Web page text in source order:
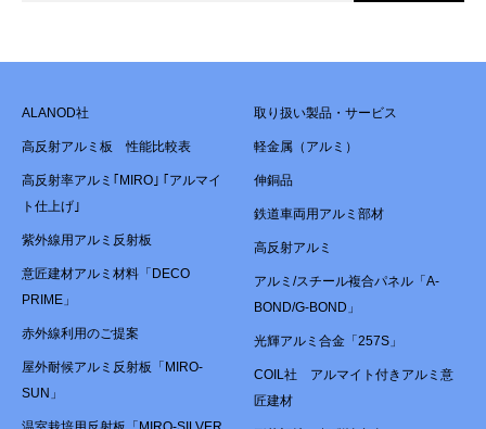
ALANOD社
高反射アルミ板 性能比較表
高反射率アルミ｢MIRO｣ ｢アルマイ
ト仕上げ｣
紫外線用アルミ反射板
意匠建材アルミ材料「DECO
PRIME」
赤外線利用のご提案
屋外耐候アルミ反射板「MIRO-
SUN」
取り扱い製品・サービス
軽金属（アルミ）
伸銅品
鉄道車両用アルミ部材
高反射アルミ
アルミ/スチール複合パネル「A-
BOND/G-BOND」
光輝アルミ合金「257S」
COIL社 アルマイト付きアルミ意
匠建材